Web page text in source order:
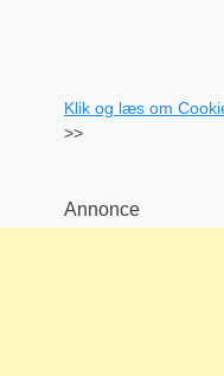
Klik og læs om
>>
Annonce